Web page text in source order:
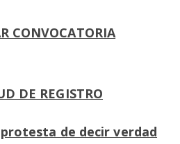
CONVOCATORIA
DE REGISTRO
de decir verdad